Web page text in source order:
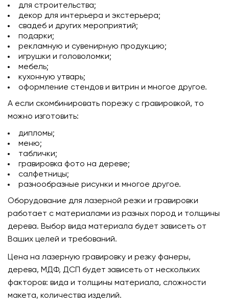
для строительства;
декор для интерьера и экстерьера;
свадеб и других мероприятий;
подарки;
рекламную и сувенирную продукцию;
игрушки и головоломки;
мебель;
кухонную утварь;
оформление стендов и витрин и многое другое.
А если скомбинировать порезку с гравировкой, то
можно изготовить:
дипломы;
меню;
таблички;
гравировка фото на дереве;
салфетницы;
разнообразные рисунки и многое другое.
Оборудование для лазерной резки и гравировки
работает с материалами из разных пород и толщины
дерева. Выбор вида материала будет зависеть от
Ваших целей и требований.
Цена на лазерную гравировку и резку фанеры,
дерева, МДФ, ДСП будет зависеть от нескольких
факторов: вида и толщины материала, сложности
макета, количества изделий.